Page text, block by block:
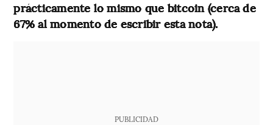
prácticamente lo mismo que bitcoin (cerca de
67% al momento de escribir esta nota).
PUBLICIDAD